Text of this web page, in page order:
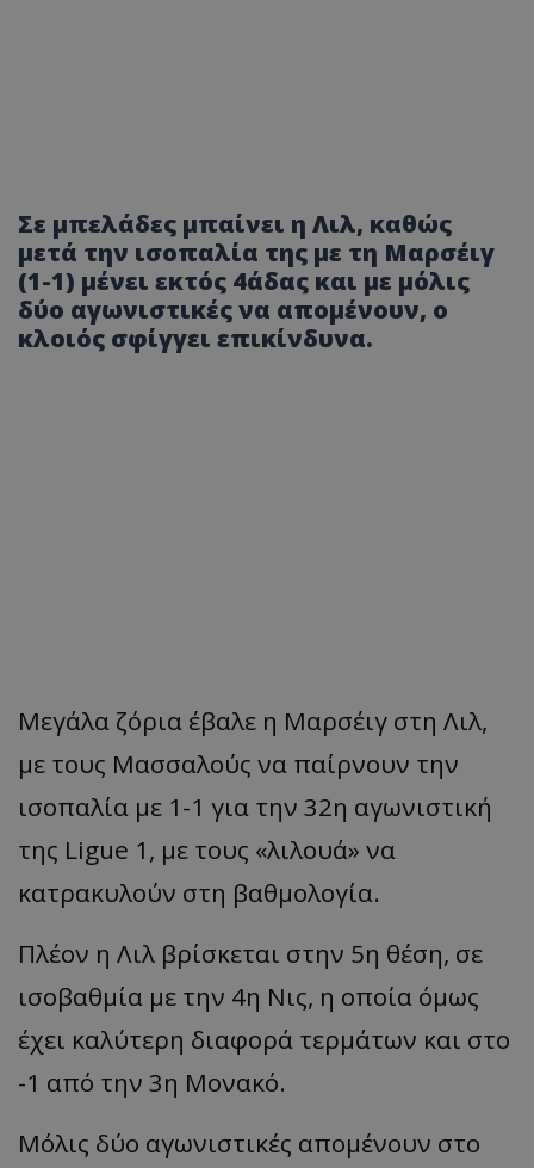
Σε μπελάδες μπαίνει η Λιλ, καθώς
μετά την ισοπαλία της με τη Μαρσέιγ
(1-1) μένει εκτός 4άδας και με μόλις
δύο αγωνιστικές να απομένουν, ο
κλοιός σφίγγει επικίνδυνα.
Μεγάλα ζόρια έβαλε η Μαρσέιγ στη Λιλ,
με τους Μασσαλούς να παίρνουν την
ισοπαλία με 1-1 για την 32η αγωνιστική
της Ligue 1, με τους «λιλουά» να
κατρακυλούν στη βαθμολογία.
Πλέον η Λιλ βρίσκεται στην 5η θέση, σε
ισοβαθμία με την 4η Νις, η οποία όμως
έχει καλύτερη διαφορά τερμάτων και στο
-1 από την 3η Μονακό.
Μόλις δύο αγωνιστικές απομένουν στο